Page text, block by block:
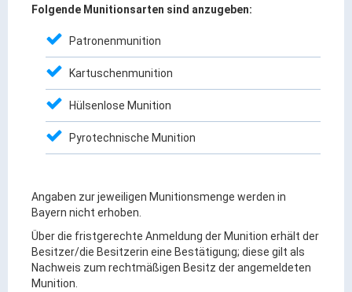
Tourismus- & Stadtmarketing
Folgende Munitionsarten sind anzugeben:
Patronenmunition
Kartuschenmunition
Hülsenlose Munition
Pyrotechnische Munition
Angaben zur jeweiligen Munitionsmenge werden in
Bayern nicht erhoben.
Über die fristgerechte Anmeldung der Munition erhält der
Besitzer/die Besitzerin eine Bestätigung; diese gilt als
Nachweis zum rechtmäßigen Besitz der angemeldeten
Munition.